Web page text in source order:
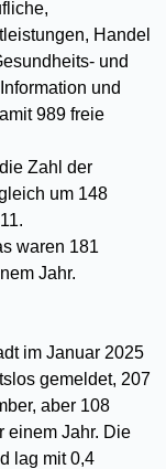
Handel
und
und
989 freie
Zahl der
um 148
waren 181
Jahr.
im Januar 2025
gemeldet, 207
aber 108
einem Jahr. Die
lag mit 0,4